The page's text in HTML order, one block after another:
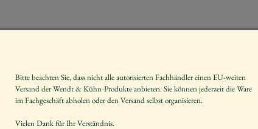
Artikelnummer
Größe der Figur / Spieldose
Bitte beachten Sie, dass nicht alle autorisierten Fachhändler einen EU-weiten
Versand der Wendt & Kühn-Produkte anbieten. Sie können jederzeit die Ware
im Fachgeschäft abholen oder den Versand selbst organisieren.
Vielen Dank für Ihr Verständnis.